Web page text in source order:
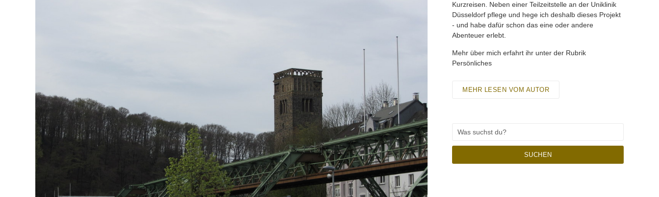
Kurzreisen. Neben einer Teilzeitstelle an der Uniklinik
Düsseldorf pflege und hege ich deshalb dieses Projekt
- und habe dafür schon das eine oder andere
Abenteuer erlebt.
Mehr über mich erfahrt ihr unter der Rubrik
Persönliches
MEHR LESEN VOM AUTOR
SUCHEN